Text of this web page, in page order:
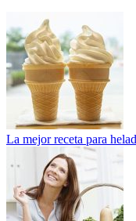
La mejor receta para